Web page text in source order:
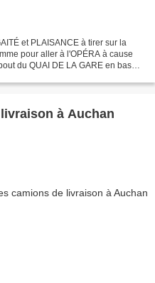
et PLAISANCE à tirer sur la
pour aller à l'OPÉRA à cause
du QUAI DE LA GARE en bas
à Auchan